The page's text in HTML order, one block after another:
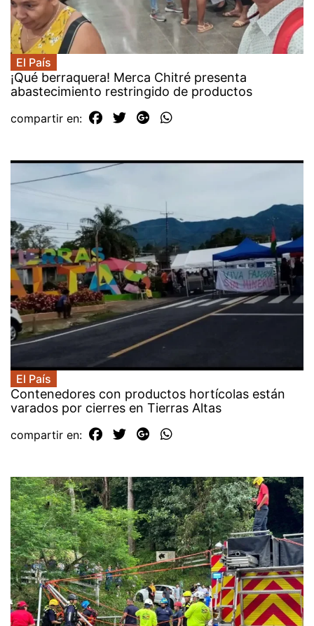
El País
¡Qué berraquera! Merca Chitré presenta
abastecimiento restringido de productos
compartir en:
El País
Contenedores con productos hortícolas están
varados por cierres en Tierras Altas
compartir en: